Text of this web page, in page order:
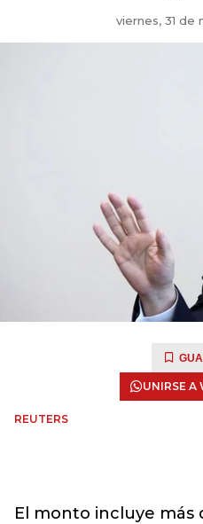
viernes, 31 de
UNIRSE A
REUTERS
El monto incluye más